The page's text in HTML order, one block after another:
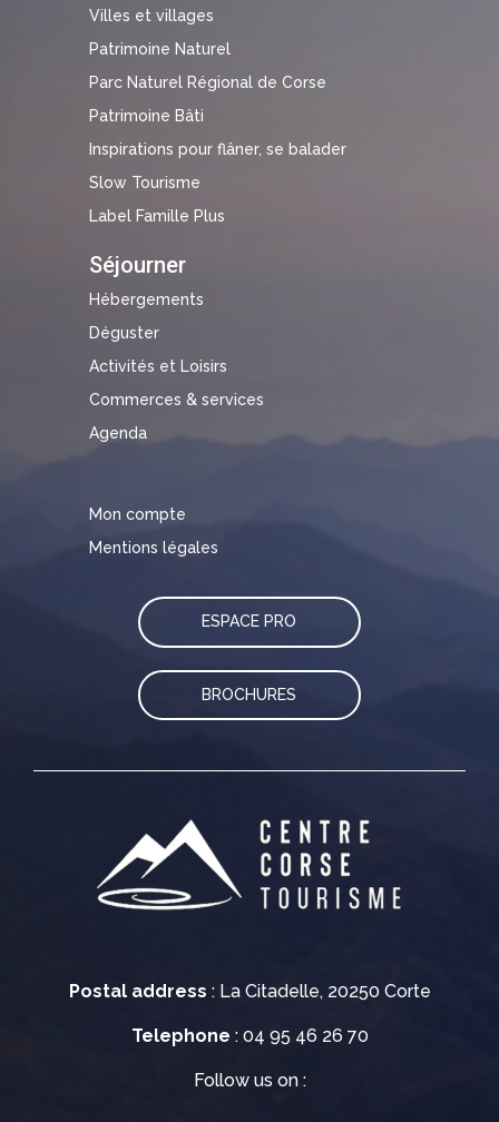
Postal address : La Citadelle, 20250 Corte
Telephone : 04 95 46 26 70
Follow us on :
Villes et villages
Patrimoine Naturel
Parc Naturel Régional de Corse
Patrimoine Bâti
Inspirations pour flâner, se balader
Slow Tourisme
Label Famille Plus
Séjourner
Hébergements
Déguster
Activités et Loisirs
Commerces & services
Agenda
Mon compte
Mentions légales
ESPACE PRO
BROCHURES